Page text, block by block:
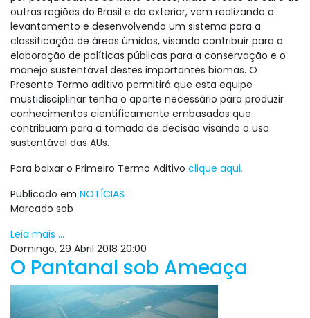
outras regiões do Brasil e do exterior, vem realizando o
levantamento e desenvolvendo um sistema para a
classificação de áreas úmidas, visando contribuir para a
elaboração de políticas públicas para a conservação e o
manejo sustentável destes importantes biomas. O
Presente Termo aditivo permitirá que esta equipe
mustidisciplinar tenha o aporte necessário para produzir
conhecimentos cientificamente embasados que
contribuam para a tomada de decisão visando o uso
sustentável das AUs.
Para baixar o Primeiro Termo Aditivo clique aqui.
Publicado em NOTÍCIAS
Marcado sob
Leia mais ...
Domingo, 29 Abril 2018 20:00
O Pantanal sob Ameaça